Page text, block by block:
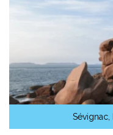
Sévignac,